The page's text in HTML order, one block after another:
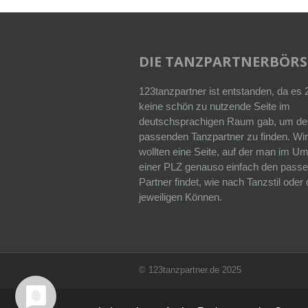
DIE
123tanzpartner ist entstanden, da es
keine schön zu nutzende Seite im
deutschsprachigen Raum gab, um
passenden Tanzpartner zu finden. Wir
wollten eine Seite, auf der man im
einer PLZ genauso einfach den
Partner findet, wie nach Tanzstil oder
jeweiligen Können.
© 123tanzpartner.de 2025